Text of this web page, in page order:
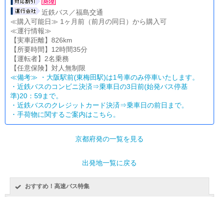
近鉄バス／福島交通
≪購入可能日≫ 1ヶ月前（前月の同日）から購入可
≪運行情報≫
【実車距離】826km
【所要時間】12時間35分
【運転者】2名乗務
【任意保険】対人無制限
≪備考≫ ・大阪駅前(東梅田駅)は1号車のみ停車いたします。
・近鉄バスのコンビニ決済⇒乗車日の3日前(始発バス停基
準)20：59まで。
・近鉄バスのクレジットカード決済⇒乗車日の前日まで。
・ 手荷物に関するご案内はこちら。
京都府発の一覧を見る
出発地一覧に戻る
おすすめ！高速バス特集